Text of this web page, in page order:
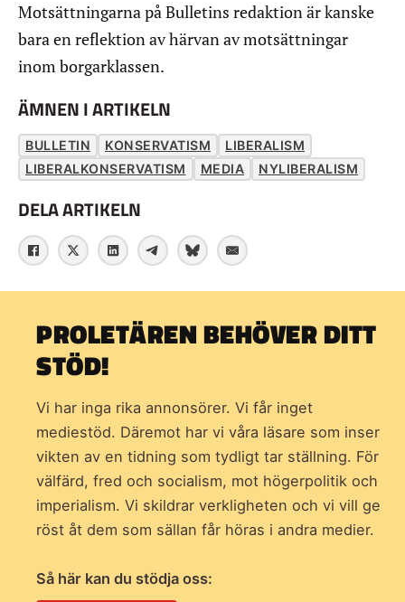
Motsättningarna på Bulletins redaktion är kanske
bara en reflektion av härvan av motsättningar
inom borgarklassen.
ÄMNEN I ARTIKELN
BULLETIN KONSERVATISM
LIBERALISM
LIBERALKONSERVATISM
MEDIA NYLIBERALISM
DELA ARTIKELN
PROLETÄREN BEHÖVER DITT
STÖD!
Vi har inga rika annonsörer. Vi får inget
mediestöd. Däremot har vi våra läsare som inser
vikten av en tidning som tydligt tar ställning. För
välfärd, fred och socialism, mot högerpolitik och
imperialism. Vi skildrar verkligheten och vi vill ge
röst åt dem som sällan får höras i andra medier.
Så här kan du stödja oss: